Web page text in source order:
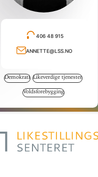
406 48 915
Ring telefonnummer
annette@lss.no
Send e-post
Demokrati Likeverdige tjenester
Voldsforebygging